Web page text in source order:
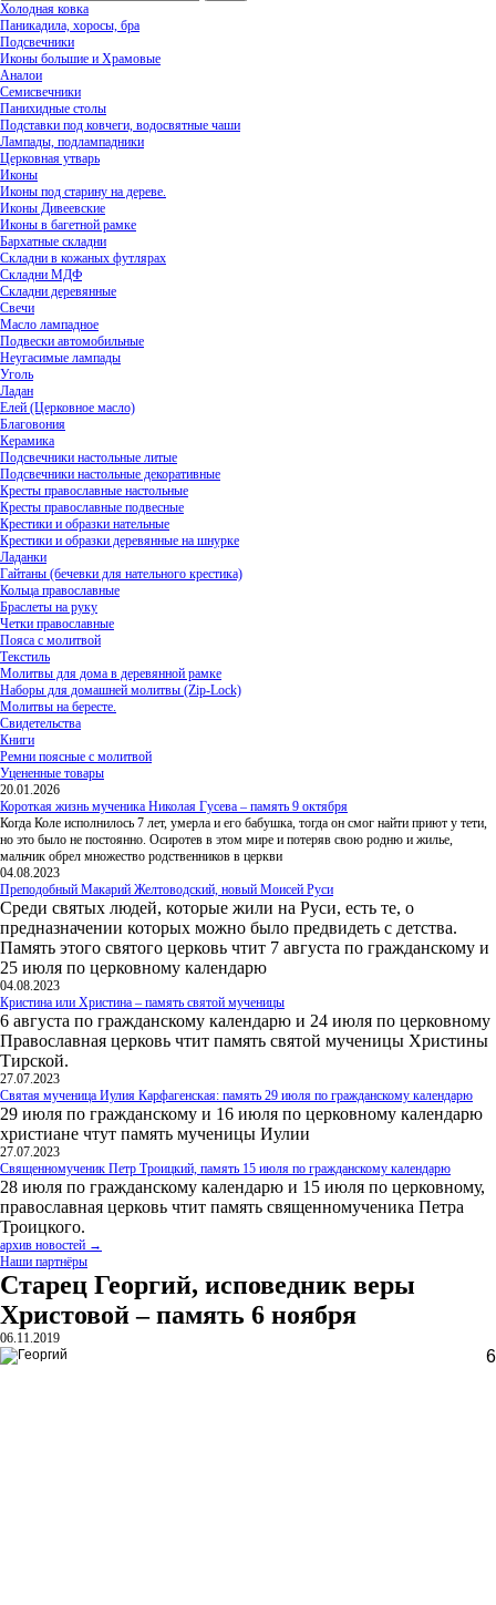
Холодная ковка
Паникадила, хоросы, бра
Подсвечники
Иконы большие и Храмовые
Аналои
Семисвечники
Панихидные столы
Подставки под ковчеги, водосвятные чаши
Лампады, подлампадники
Церковная утварь
Иконы
Иконы под старину на дереве.
Иконы Дивеевские
Иконы в багетной рамке
Бархатные складни
Складни в кожаных футлярах
Складни МДФ
Складни деревянные
Свечи
Масло лампадное
Подвески автомобильные
Неугасимые лампады
Уголь
Ладан
Елей (Церковное масло)
Благовония
Керамика
Подсвечники настольные литые
Подсвечники настольные декоративные
Кресты православные настольные
Кресты православные подвесные
Крестики и образки нательные
Крестики и образки деревянные на шнурке
Ладанки
Гайтаны (бечевки для нательного крестика)
Кольца православные
Браслеты на руку
Четки православные
Пояса с молитвой
Текстиль
Молитвы для дома в деревянной рамке
Наборы для домашней молитвы (Zip-Lock)
Молитвы на бересте.
Свидетельства
Книги
Ремни поясные с молитвой
Уцененные товары
20.01.2026
Короткая жизнь мученика Николая Гусева – память 9 октября
Когда Коле исполнилось 7 лет, умерла и его бабушка, тогда он смог найти приют у тети,
но это было не постоянно. Осиротев в этом мире и потеряв свою родню и жилье,
мальчик обрел множество родственников в церкви
04.08.2023
Преподобный Макарий Желтоводский, новый Моисей Руси
Среди святых людей, которые жили на Руси, есть те, о
предназначении которых можно было предвидеть с детства.
Память этого святого церковь чтит 7 августа по гражданскому и
25 июля по церковному календарю
04.08.2023
Кристина или Христина – память святой мученицы
6 августа по гражданскому календарю и 24 июля по церковному
Православная церковь чтит память святой мученицы Христины
Тирской.
27.07.2023
Святая мученица Иулия Карфагенская: память 29 июля по гражданскому календарю
29 июля по гражданскому и 16 июля по церковному календарю
христиане чтут память мученицы Иулии
27.07.2023
Священномученик Петр Троицкий, память 15 июля по гражданскому календарю
28 июля по гражданскому календарю и 15 июля по церковному,
православная церковь чтит память священномученика Петра
Троицкого.
архив новостей →
Наши партнёры
Старец Георгий, исповедник веры
Христовой – память 6 ноября
06.11.2019
6